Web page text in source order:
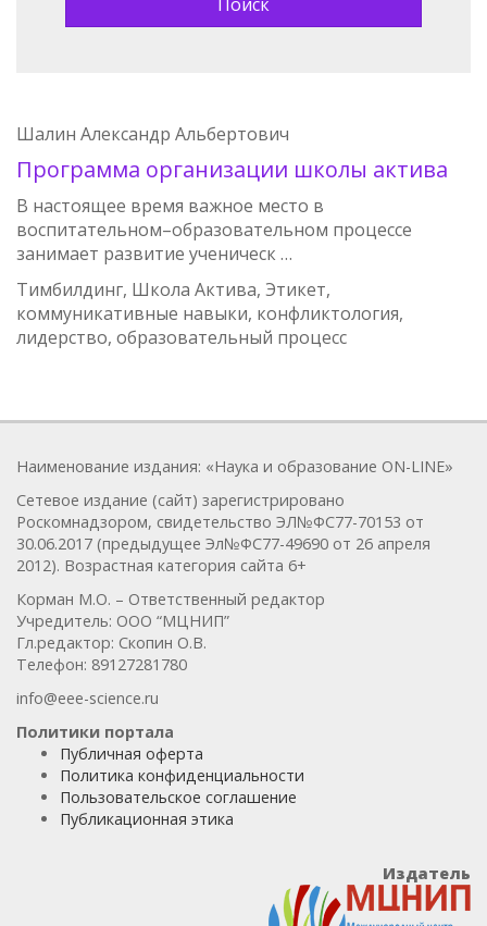
Шалин Александр Альбертович
Программа организации школы актива
В настоящее время важное место в
воспитательном–образовательном процессе
занимает развитие ученическ …
Тимбилдинг, Школа Актива, Этикет,
коммуникативные навыки, конфликтология,
лидерство, образовательный процесс
Наименование издания: «Наука и образование ON-LINE»
Сетевое издание (сайт) зарегистрировано
Роскомнадзором, свидетельство ЭЛ№ФС77-70153 от
30.06.2017 (предыдущее Эл№ФC77-49690 от 26 апреля
2012). Возрастная категория сайта 6+
Корман М.О. – Ответственный редактор
Учредитель: ООО “МЦНИП”
Гл.редактор: Скопин О.В.
Телефон: 89127281780
info@eee-science.ru
Политики портала
Публичная оферта
Политика конфиденциальности
Пользовательское соглашение
Публикационная этика
Издатель